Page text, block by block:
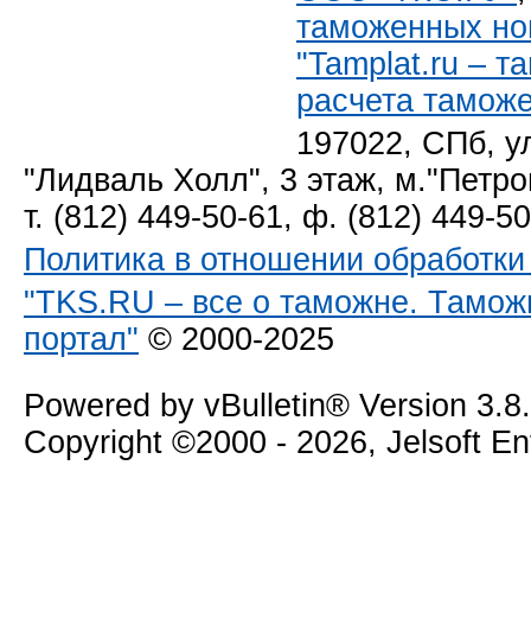
таможенных
"Tamplat.ru –
расчета
197022, СПб,
"Лидваль Холл", 3 этаж,
т. (812) 449-50-61, ф. (812) 449-
Политика в отношении
"TKS.RU – все о таможне.
портал" © 2000-2025
Powered by vBulletin® Version
Copyright ©2000 - 2026, Jelsoft